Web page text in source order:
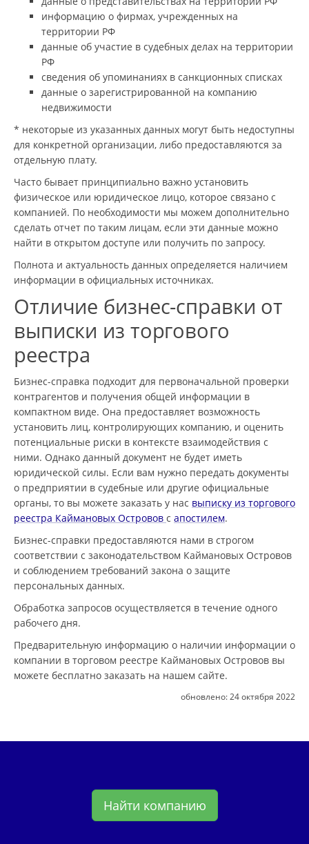
информацию о фирмах, учрежденных на
территории РФ
данные об участие в судебных делах на территории
РФ
сведения об упоминаниях в санкционных списках
данные о зарегистрированной на компанию
недвижимости
* некоторые из указанных данных могут быть недоступны
для конкретной организации, либо предоставляются за
отдельную плату.
Часто бывает принципиально важно установить
физическое или юридическое лицо, которое связано с
компанией. По необходимости мы можем дополнительно
сделать отчет по таким лицам, если эти данные можно
найти в открытом доступе или получить по запросу.
Полнота и актуальность данных определяется наличием
информации в официальных источниках.
Отличие бизнес-справки от
выписки из торгового
реестра
Бизнес-справка подходит для первоначальной проверки
контрагентов и получения общей информации в
компактном виде. Она предоставляет возможность
установить лиц, контролирующих компанию, и оценить
потенциальные риски в контексте взаимодействия с
ними. Однако данный документ не будет иметь
юридической силы. Если вам нужно передать документы
о предприятии в судебные или другие официальные
органы, то вы можете заказать у нас выписку из торгового
реестра Каймановых Островов с апостилем.
Бизнес-справки предоставляются нами в строгом
соответствии с законодательством Каймановых Островов
и соблюдением требований закона о защите
персональных данных.
Обработка запросов осуществляется в течение одного
рабочего дня.
Предварительную информацию о наличии информации о
компании в торговом реестре Каймановых Островов вы
можете бесплатно заказать на нашем сайте.
обновлено: 24 октября 2022
Найти компанию